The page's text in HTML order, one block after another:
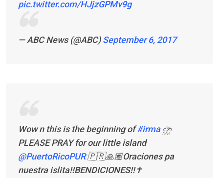
pic.twitter.com/HJjzGPMv9g
— ABC News (@ABC)September 6, 2017
Wow n this is the beginning of#irma⛈
PLEASE PRAY for our little island
@PuertoRicoPUR🇵🇷🙏🏽Oraciones pa
nuestra islita!!BENDICIONES!!✝️